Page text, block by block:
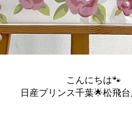
こんにちは🐾
日産プリンス千葉🌟松飛